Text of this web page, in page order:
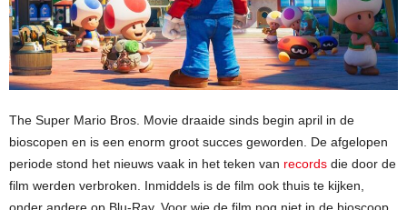
The Super Mario Bros. Movie draaide sinds begin april in de
bioscopen en is een enorm groot succes geworden. De afgelopen
periode stond het nieuws vaak in het teken van records die door de
film werden verbroken. Inmiddels is de film ook thuis te kijken,
onder andere op Blu-Ray. Voor wie de film nog niet in de bioscoop